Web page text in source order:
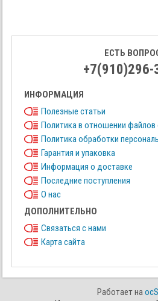
ЕСТЬ
+7(910)296-
ИНФОРМАЦИЯ
Полезные статьи
Политика в отношении файлов
Политика обработки
Гарантия и упаковка
Информация о доставке
Последние поступления
О нас
ДОПОЛНИТЕЛЬНО
Связаться с нами
Карта сайта
Работает на